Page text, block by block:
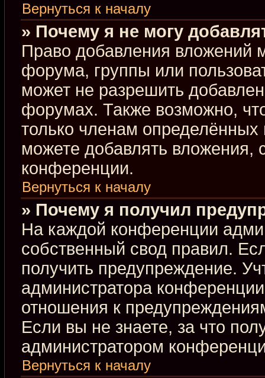
Вернуться к началу
» Почему я не могу
Право добавления вложений
форума, группы или
может не разрешить
форумах. Также возможно,
только членам
можете добавлять вложения,
конференции.
Вернуться к началу
» Почему я получил
На каждой конференции
собственный свод правил.
получить предупреждение.
администратора
отношения к
Если вы не знаете, за что
администратором
Вернуться к началу